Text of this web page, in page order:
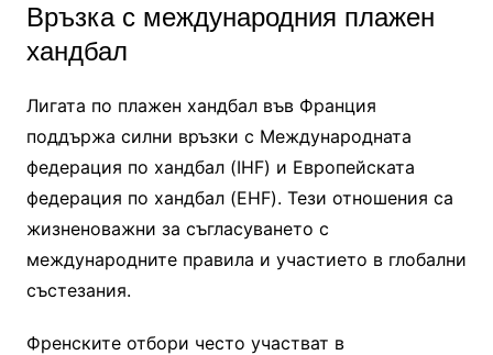
Връзка с международния плажен
хандбал
Лигата по плажен хандбал във Франция
поддържа силни връзки с Международната
федерация по хандбал (IHF) и Европейската
федерация по хандбал (EHF). Тези отношения са
жизненоважни за съгласуването с
международните правила и участието в глобални
състезания.
Френските отбори често участват в